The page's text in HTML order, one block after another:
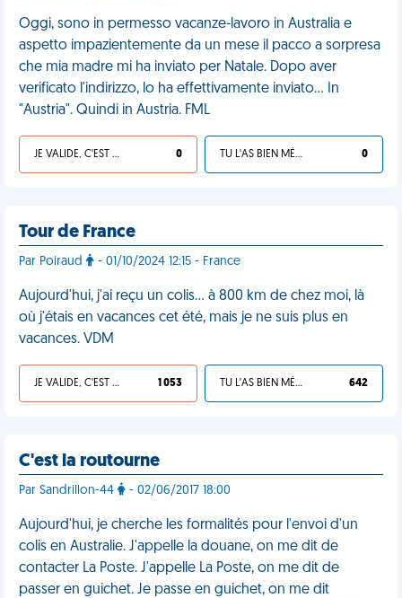
Oggi, sono in permesso vacanze-lavoro in Australia e
aspetto impazientemente da un mese il pacco a sorpresa
che mia madre mi ha inviato per Natale. Dopo aver
verificato l'indirizzo, lo ha effettivamente inviato... In
"Austria". Quindi in Austria. FML
JE VALIDE, C'EST UNE VDM 0 TU L'AS BIEN MÉRITÉ 0
Tour de France
Par Poiraud - 01/10/2024 12:15 - France
Aujourd'hui, j'ai reçu un colis… à 800 km de chez moi, là
où j'étais en vacances cet été, mais je ne suis plus en
vacances. VDM
JE VALIDE, C'EST UNE VDM 1 053 TU L'AS BIEN MÉRITÉ 642
C'est la routourne
Par Sandrillon-44 - 02/06/2017 18:00
Aujourd'hui, je cherche les formalités pour l'envoi d'un
colis en Australie. J'appelle la douane, on me dit de
contacter La Poste. J'appelle La Poste, on me dit de
passer en guichet. Je passe en guichet, on me dit